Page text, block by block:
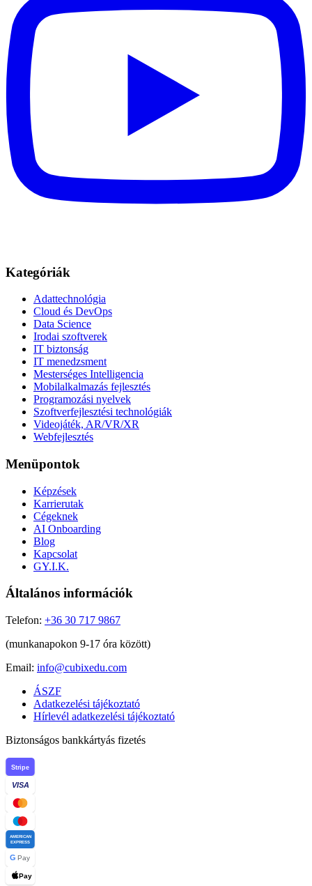
Kategóriák
Adattechnológia
Cloud és DevOps
Data Science
Irodai szoftverek
IT biztonság
IT menedzsment
Mesterséges Intelligencia
Mobilalkalmazás fejlesztés
Programozási nyelvek
Szoftverfejlesztési technológiák
Videojáték, AR/VR/XR
Webfejlesztés
Menüpontok
Képzések
Karrierutak
Cégeknek
AI Onboarding
Blog
Kapcsolat
GY.I.K.
Általános információk
Telefon: +36 30 717 9867
(munkanapokon 9-17 óra között)
Email: info@cubixedu.com
ÁSZF
Adatkezelési tájékoztató
Hírlevél adatkezelési tájékoztató
Biztonságos bankkártyás fizetés
Stripe
VISA
AMERICAN
EXPRESS
G Pay
Pay